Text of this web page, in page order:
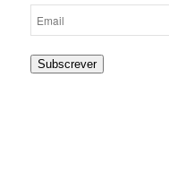
Subscrever